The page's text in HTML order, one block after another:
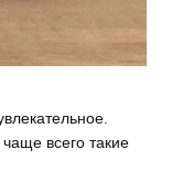
всего такие